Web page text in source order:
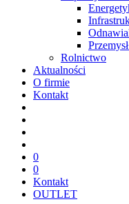
Rolnictwo
Aktualności
O firmie
Kontakt
0
0
Kontakt
OUTLET